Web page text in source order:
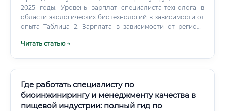
2025 годы. Уровень зарплат специалиста-технолога в
области экологических биотехнологий в зависимости от
опыта Таблица 2. Зарплата в зависимости от региона
Читать статью →
Где работать специалисту по
биоинжинирингу и менеджменту качества в
пищевой индустрии: полный гид по